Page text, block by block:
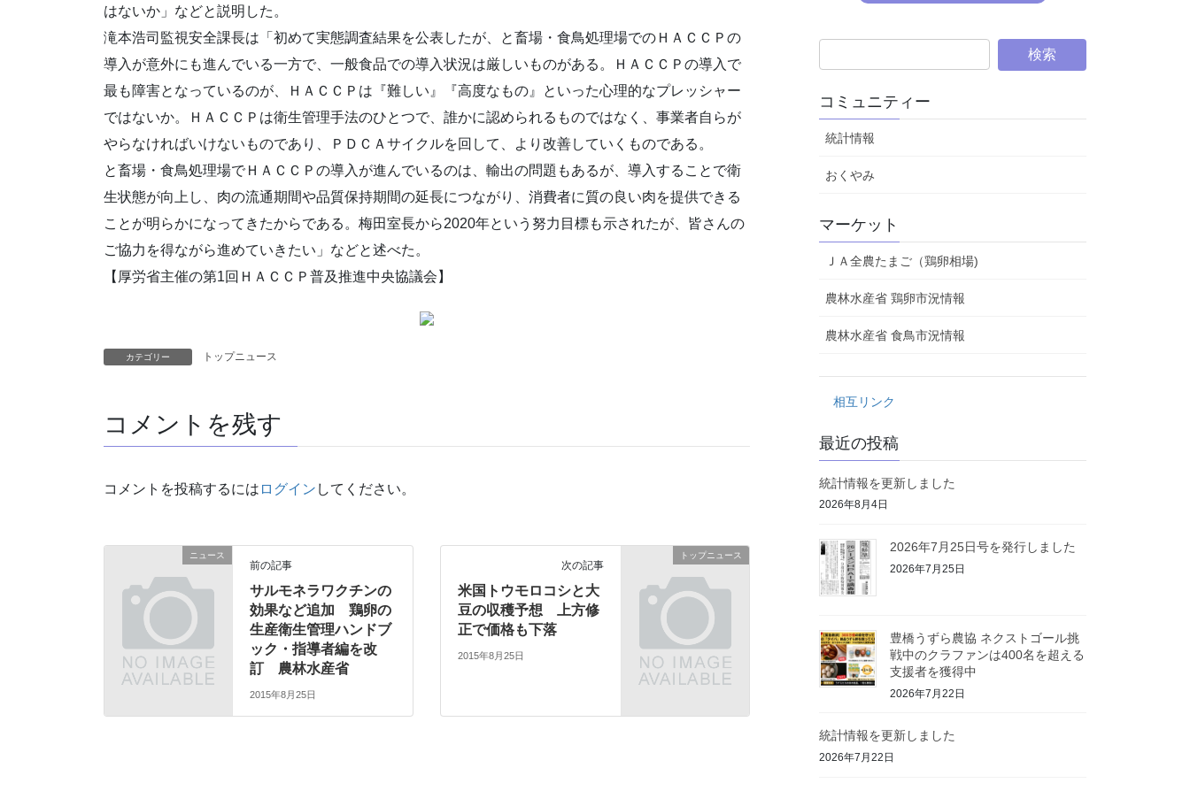
はないか」などと説明した。
滝本浩司監視安全課長は「初めて実態調査結果を公表したが、と畜場・食鳥処理場でのＨＡＣＣＰの
導入が意外にも進んでいる一方で、一般食品での導入状況は厳しいものがある。ＨＡＣＣＰの導入で
最も障害となっているのが、ＨＡＣＣＰは『難しい』『高度なもの』といった心理的なプレッシャー
ではないか。ＨＡＣＣＰは衛生管理手法のひとつで、誰かに認められるものではなく、事業者自らが
やらなければいけないものであり、ＰＤＣＡサイクルを回して、より改善していくものである。
と畜場・食鳥処理場でＨＡＣＣＰの導入が進んでいるのは、輸出の問題もあるが、導入することで衛
生状態が向上し、肉の流通期間や品質保持期間の延長につながり、消費者に質の良い肉を提供できる
ことが明らかになってきたからである。梅田室長から2020年という努力目標も示されたが、皆さんの
ご協力を得ながら進めていきたい」などと述べた。
【厚労省主催の第1回ＨＡＣＣＰ普及推進中央協議会】
カテゴリー トップニュース
コメントを残す
コメントを投稿するには ログイン してください。
ニュース
前の記事
サルモネラワクチンの
効果など追加 鶏卵の
生産衛生管理ハンドブ
ック・指導者編を改
訂 農林水産省
2015年8月25日
トップニュース
次の記事
米国トウモロコシと大
豆の収穫予想 上方修
正で価格も下落
2015年8月25日
コミュニティー
統計情報
おくやみ
マーケット
ＪＡ全農たまご（鶏卵相場)
農林水産省 鶏卵市況情報
農林水産省 食鳥市況情報
相互リンク
最近の投稿
統計情報を更新しました
2026年8月4日
2026年7月25日号を発行しました
2026年7月25日
豊橋うずら農協 ネクストゴール挑
戦中のクラファンは400名を超える
支援者を獲得中
2026年7月22日
統計情報を更新しました
2026年7月22日